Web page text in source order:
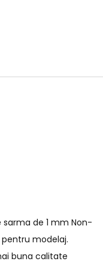
de 1 mm Non-
modelaj.
buna calitate